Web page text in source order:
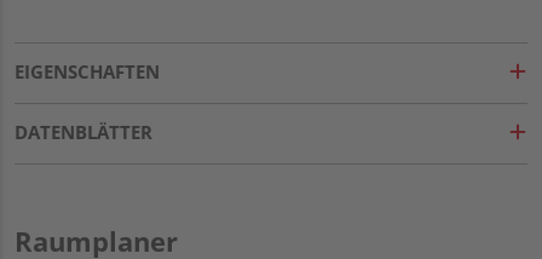
EIGENSCHAFTEN
DATENBLÄTTER
Raumplaner